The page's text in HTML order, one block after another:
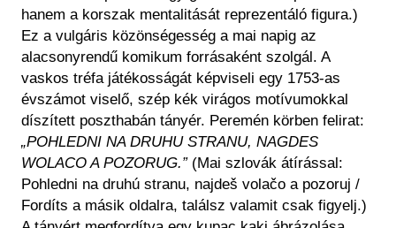
hanem a korszak mentalitását reprezentáló figura.)
Ez a vulgáris közönségesség a mai napig az
alacsonyrendű komikum forrásaként szolgál. A
vaskos tréfa játékosságát képviseli egy 1753-as
évszámot viselő, szép kék virágos motívumokkal
díszített poszthabán tányér. Peremén körben felirat:
„POHLEDNI NA DRUHU STRANU, NAGDES
WOLACO A POZORUG.”(Mai szlovák átírással:
Pohledni na druhú stranu, najdeš volačo a pozoruj /
Fordíts a másik oldalra, találsz valamit csak figyelj.)